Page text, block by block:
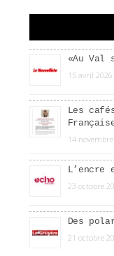
«Au Val
15 avril 2026
Les
14
23 octobre
Des
21 octobre